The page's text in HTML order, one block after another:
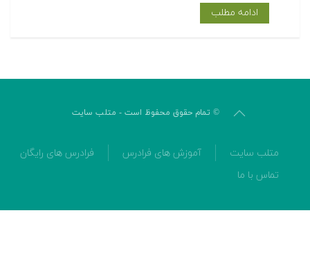
ادامه مطلب
© تمام حقوق محفوظ است - متلب سایت
متلب سایت آموزش های فرادرس
فرادرس های رایگان
تماس با ما